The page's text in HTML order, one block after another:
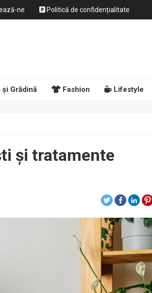
ne Politică de confidențialitate
și Grădină Fashion Lifestyle
și tratamente